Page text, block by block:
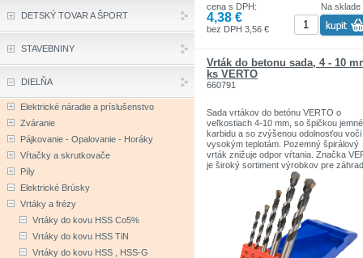
Na sklade
cena s DPH:
4,38 €
bez DPH 3,56 €
Vrták do betonu sada, 4 - 10
ks VERTO
660791
Sada vrtákov do betónu VERTO o
veľkostiach 4-10 mm, so špičkou
karbidu a so zvýšenou odolnosťou voči
vysokým teplotám. Pozemný špirálový
vrták znižuje odpor vŕtania. Značka
je široký sortiment výrobkov pre
Ručné a elektrické náradie sú ideálne
stredné zaťaženie.
DETSKÝ TOVAR A ŠPORT
STAVEBNINY
DIELŇA
Elektrické náradie a príslušenstvo
Zváranie
Pájkovanie - Opalovanie - Horáky
Vŕtačky a skrutkovače
Píly
Elektrické Brúsky
Vrtáky a frézy
Vrtáky do kovu HSS Co5%
Vrtáky do kovu HSS TiN
Vrtáky do kovu HSS , HSS-G